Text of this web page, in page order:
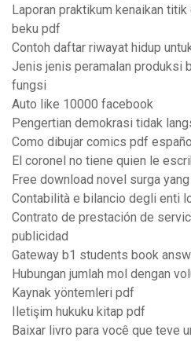
Laporan praktikum kenaikan
beku pdf
Contoh daftar riwayat hidup
Jenis jenis peramalan produksi
fungsi
Auto like 10000 facebook
Pengertian demokrasi tidak
Como dibujar comics pdf español
El coronel no tiene quien le
Free download novel surga
Contabilità e bilancio degli enti
Contrato de prestación de
publicidad
Gateway b1 students book
Hubungan jumlah mol dengan
Kaynak yöntemleri pdf
Iletişim hukuku kitap pdf
Baixar livro para você que teve